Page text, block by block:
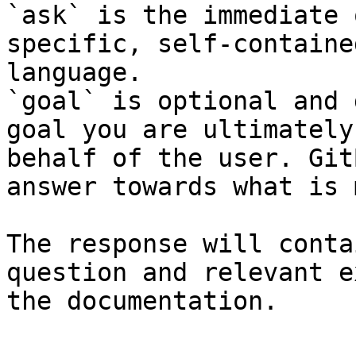
`ask` is the
specific, self-
language.
`goal` is optional and
goal you are
behalf of the user.
answer towards what
The response will
question and relevant
the documentation.